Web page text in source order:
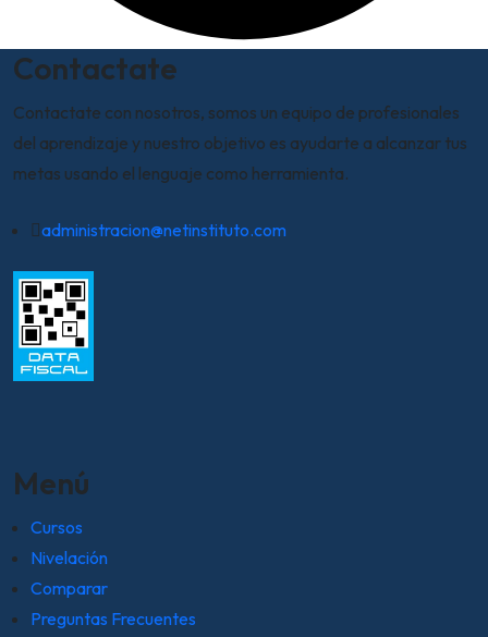
Contactate
Contactate con nosotros, somos un equipo de profesionales
del aprendizaje y nuestro objetivo es ayudarte a alcanzar tus
metas usando el lenguaje como herramienta.
administracion@netinstituto.com
Menú
Cursos
Nivelación
Comparar
Preguntas Frecuentes